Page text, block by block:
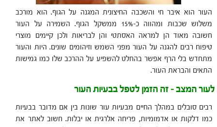
העור הוא איבר חי והשכבה החיצונית המגנה על הגוף. הוא מורכב
משלוש שכבות ומהווה כ-15% ממשקל הגוף. השמירה על העור
חשובה מאוד הן למראה האסתטי והן לבריאות ולכן קיימים מוצרי
טיפוח רבים להגנה על העור מפני השמש וזיהומים שונים. היות והעור
מתחדש בלי הרף אפשר בהחלט להשפיע על ההרכב שלו כמו גמישות
התאים והבראת העור.
לעור המצב – זה הזמן לטפל בבעיות העור
רבים סובלים במהלך החיים מבעיות עור שונות בין אם מדובר בבעיות
כמו דלקות או אדמומיות, פריחה אלרגית או יבלות. חשוב לאתר את